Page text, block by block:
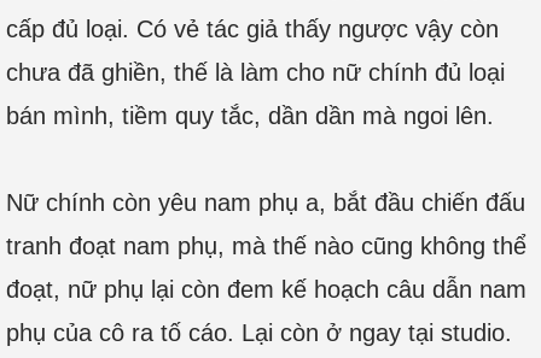
cấp đủ loại. Có vẻ tác giả thấy ngược vậy còn
chưa đã ghiền, thế là làm cho nữ chính đủ loại
bán mình, tiềm quy tắc, dần dần mà ngoi lên.
Nữ chính còn yêu nam phụ a, bắt đầu chiến đấu
tranh đoạt nam phụ, mà thế nào cũng không thể
đoạt, nữ phụ lại còn đem kế hoạch câu dẫn nam
phụ của cô ra tố cáo. Lại còn ở ngay tại studio.